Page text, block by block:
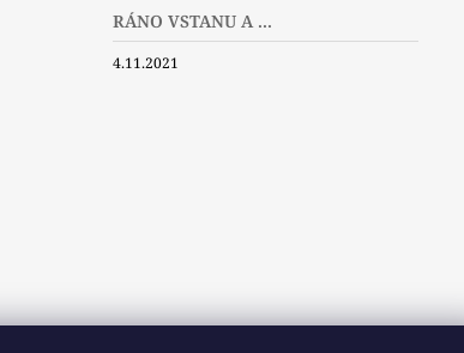
RÁNO VSTANU A ...
4.11.2021